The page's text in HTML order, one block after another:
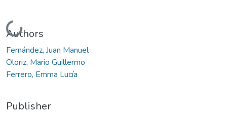
Loading...
Authors
Fernández, Juan Manuel
Oloriz, Mario Guillermo
Ferrero, Emma Lucía
Publisher